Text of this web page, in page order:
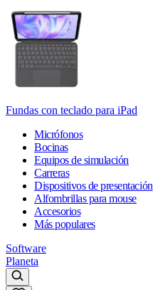
Fundas con teclado para iPad
Micrófonos
Bocinas
Equipos de simulación
Carreras
Dispositivos de presentación
Alfombrillas para mouse
Accesorios
Más populares
Software
Planeta